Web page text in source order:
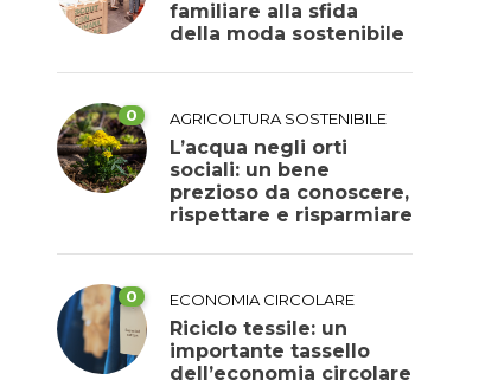
familiare alla sfida
della moda sostenibile
0 AGRICOLTURA SOSTENIBILE
L’acqua negli orti
sociali: un bene
prezioso da conoscere,
rispettare e risparmiare
0 ECONOMIA CIRCOLARE
Riciclo tessile: un
importante tassello
dell’economia circolare